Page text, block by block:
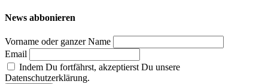
News abbonieren
Vorname oder ganzer Name
Email
Indem Du fortfährst, akzeptierst Du unsere
Datenschutzerklärung.